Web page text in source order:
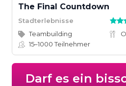
The Final Countdown
Stadterlebnisse
Teambuilding
15–1000Teilnehmer
Darf es ein